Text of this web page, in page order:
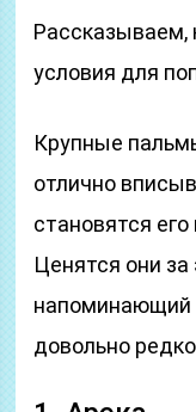
Рассказываем,
условия для
Крупные
отлично
становятся
Ценятся они
напоминающий
довольно